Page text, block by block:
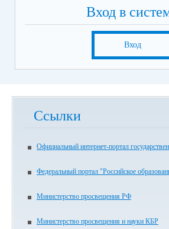
Вход в
Вход
Ссылки
Официальный интернет-портал
Федеральный портал "Российское
Министерство просвещения РФ
Министерство просвещения и науки КБР